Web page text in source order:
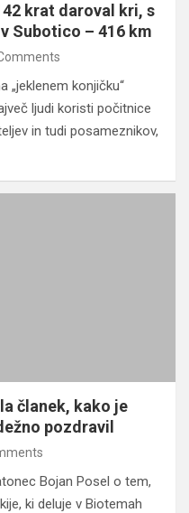
krat daroval kri, s
Subotico – 416 km
„jeklenem konjičku“
ljudi koristi počitnice
in tudi posameznikov,
članek, kako je
pozdravil
Bojan Posel o tem,
ki deluje v Biotemah